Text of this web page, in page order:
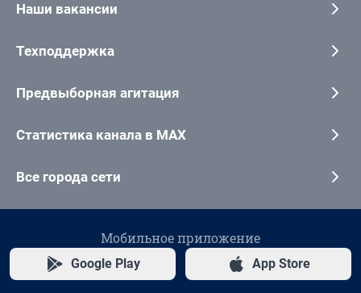
Наши вакансии
Техподдержка
Предвыборная агитация
Статистика канала в MAX
Все города сети
Мобильное приложение
Google Play App Store